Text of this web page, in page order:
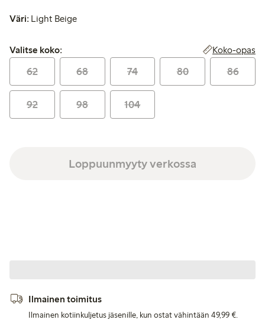
Väri: Light Beige
Valitse koko:
Valitse koko: Koko-opas
62 68 74 80 86
92 98 104
Loppuunmyyty verkossa
Ilmainen toimitus
Ilmainen kotiinkuljetus jäsenille, kun ostat vähintään 49,99 €.